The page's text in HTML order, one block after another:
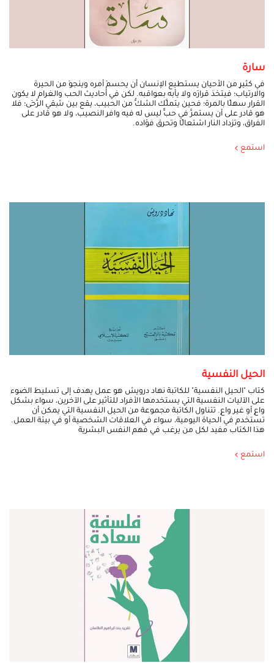
سارة
في كثيرٍ من الأحيان يستطيع الإنسان أن يحسمَ أمره وينجوَ من الحيرة
والارتياب؛ فيتخذ قرارَه ولا يأبه بعواقبه. لكن في أحاديث الحب والغرام لا يكون
القرار سهلًا بالمرة؛ فحين يتملَّك الشكُّ من الحبيب، يقع بين شِقي الرَّحَى؛ فلا
هو قادر على أن يستمرَّ في حبٍّ ليس له فيه وافر النصيب، ولا هو قادر على
الفراق، وتزداد النار اشتعالًا وتحرق فؤاده.
استمع
الحيل النفسية
كتاب "الحيل النفسية" للكاتبة نهاد درويش هو عمل يهدف إلى تسليط الضوء
على الآليات النفسية التي يستخدمها الأفراد للتأثير على الآخرين، سواء بشكل
واعٍ أو غير واعٍ. تتناول الكاتبة مجموعة من الحيل النفسية التي يمكن أن
تستخدم في الحياة اليومية، سواء في العلاقات الشخصية أو في بيئة العمل.
هذا الكتاب مفيد لكل من يرغب في فهم النفس البشرية
استمع